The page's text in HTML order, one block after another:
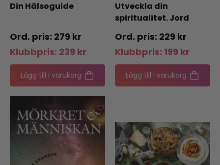
Din Hälsoguide
279 kr
Klubbpris: 239 kr
Lägg till i varukorg
Utveckla din
spiritualitet. Jord
229 kr
Klubbpris: 199 kr
Lägg till i varukorg